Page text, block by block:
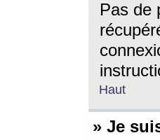
Pas de
Haut
» Je